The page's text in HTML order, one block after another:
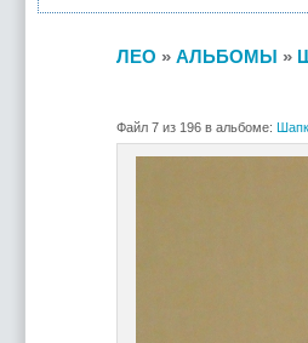
ЛЕО » АЛЬБОМЫ »
Файл 7 из 196 в альбоме: